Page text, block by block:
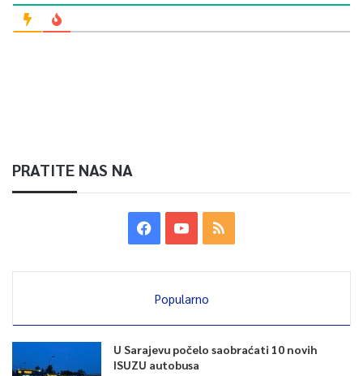
PRATITE NAS NA
Popularno
U Sarajevu počelo saobraćati 10 novih
ISUZU autobusa